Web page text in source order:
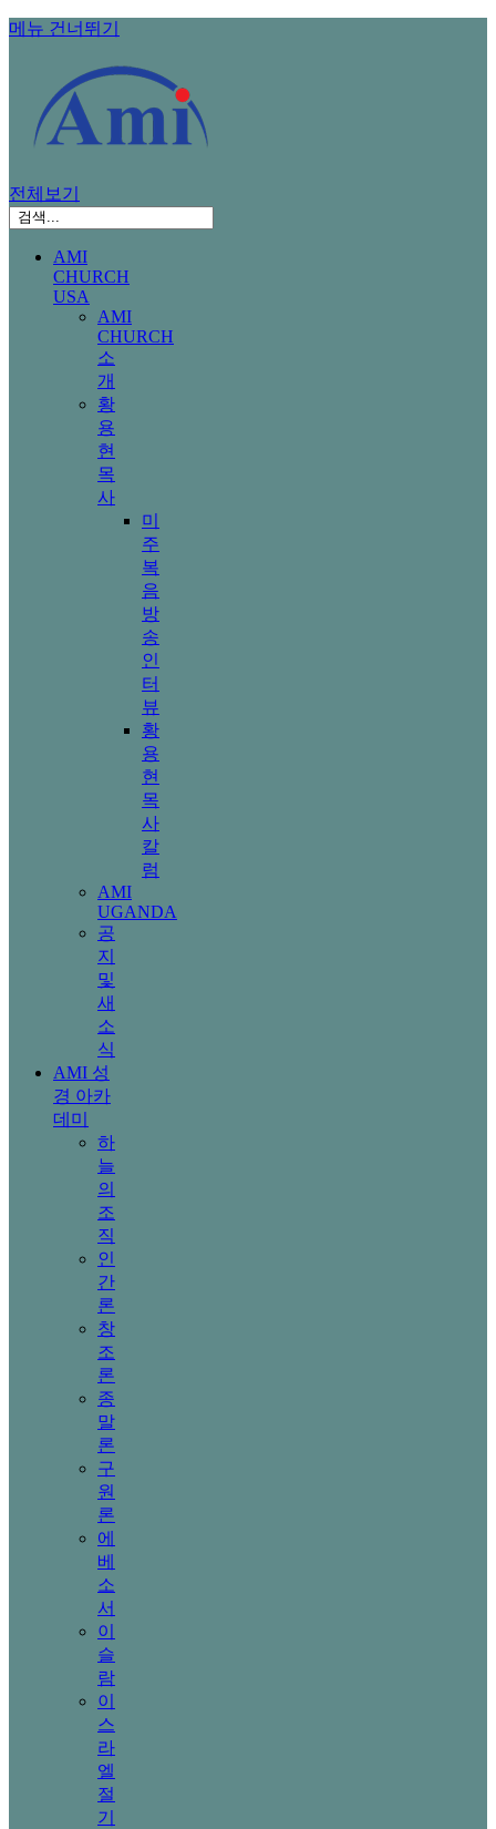
메뉴 건너뛰기
전체보기
AMI
CHURCH
USA
AMI
CHURCH
소
개
황
용
현
목
사
미
주
복
음
방
송
인
터
뷰
황
용
현
목
사
칼
럼
AMI
UGANDA
공
지
및
새
소
식
AMI 성
경 아카
데미
하
늘
의
조
직
인
간
론
창
조
론
종
말
론
구
원
론
에
베
소
서
이
슬
람
이
스
라
엘
절
기